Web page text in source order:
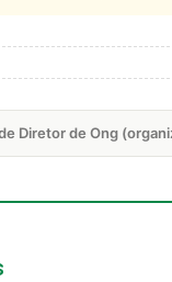
Diretor de Ong